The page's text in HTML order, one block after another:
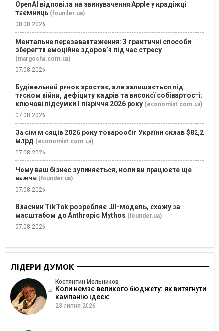
OpenAI відповіла на звинувачення Apple у крадіжці
таємниць (founder.ua)
08.08.2026
Ментальне перезавантаження: 3 практичні способи
зберегти емоційне здоров’я під час стресу
(margosha.com.ua)
07.08.2026
Будівельний ринок зростає, але залишається під
тиском війни, дефіциту кадрів та високої собівартості:
ключові підсумки І півріччя 2026 року (economist.com.ua)
07.08.2026
За сім місяців 2026 року товарообіг України склав $82,2
млрд (economist.com.ua)
07.08.2026
Чому ваш бізнес зупиняється, коли ви працюєте ще
важче (founder.ua)
07.08.2026
Власник TikTok розробляє ШІ-модель, схожу за
масштабом до Anthropic Mythos (founder.ua)
07.08.2026
ЛІДЕРИ ДУМОК
Костянтин Мельников
Коли немає великого бюджету: як витягнути
кампанію ідеєю
23 липня 2026